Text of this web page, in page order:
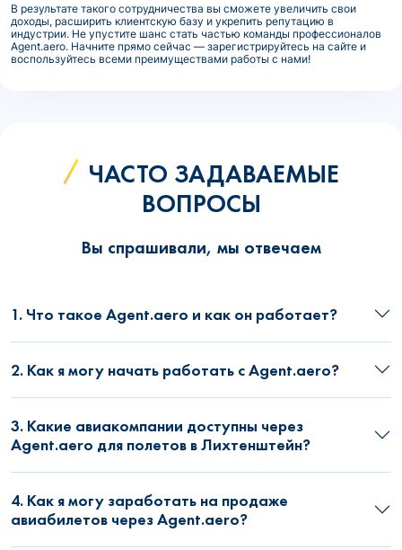
В результате такого сотрудничества вы сможете увеличить свои
доходы, расширить клиентскую базу и укрепить репутацию в
индустрии. Не упустите шанс стать частью команды профессионалов
Agent.aero. Начните прямо сейчас — зарегистрируйтесь на сайте и
воспользуйтесь всеми преимуществами работы с нами!
ЧАСТО ЗАДАВАЕМЫЕ
ВОПРОСЫ
Вы спрашивали, мы отвечаем
1. Что такое Agent.aero и как он работает?
2. Как я могу начать работать с Agent.aero?
3. Какие авиакомпании доступны через
Agent.aero для полетов в Лихтенштейн?
4. Как я могу заработать на продаже
авиабилетов через Agent.aero?